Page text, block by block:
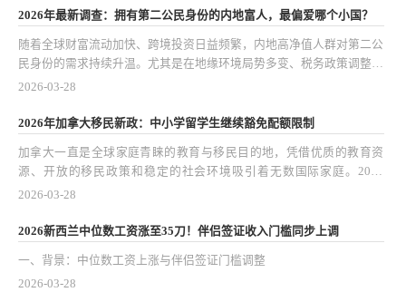
到家庭移民、资产配置及教育规划的整体布局。
2026年最新调查：拥有第二公民身份的内地富人，最偏爱哪个小国？
随着全球财富流动加快、跨境投资日益频繁，内地高净值人群对第二公
民身份的需求持续升温。尤其是在地缘环境局势多变、税务政策调整、
全球经济不确定性增加的大背景下，第二公民身份早已不只是出行便利
最新调查显示，内地高净值人群偏爱选择“小国”公民身份的趋势愈发明
求。
2026-03-28
2026年加拿大移民新政：中小学留学生继续豁免配额限制
加拿大一直是全球家庭青睐的教育与移民目的地，凭借优质的教育资
源、开放的移民政策和稳定的社会环境吸引着无数国际家庭。2026
年，加拿大官方宣布继续豁免中小学留学生的配额限制，这为更多家庭
2026-03-28
2026新西兰中位数工资涨至35刀！伴侣签证收入门槛同步上调
一、背景：中位数工资上涨与伴侣签证门槛调整
2026-03-28